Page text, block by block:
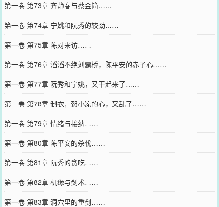
第一卷 第73章 齐静春与蔡金简……
第一卷 第74章 宁姚和阮秀的较劲……
第一卷 第75章 陈对来访……
第一卷 第76章 滔滔不绝刘霸桥，陈平安的赤子心……
第一卷 第77章 阮秀和宁姚，又干起来了……
第一卷 第78章 制衣，贺小凉的心，又乱了……
第一卷 第79章 情绪与接纳……
第一卷 第80章 陈平安的杀伐……
第一卷 第81章 阮秀的贪吃……
第一卷 第82章 机缘与剑术……
第一卷 第83章 洞穴里的重剑……